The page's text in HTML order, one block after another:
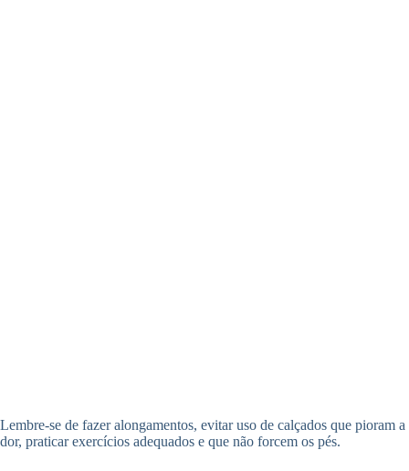
Lembre-se de fazer alongamentos, evitar uso de calçados que pioram a
dor, praticar exercícios adequados e que não forcem os pés.